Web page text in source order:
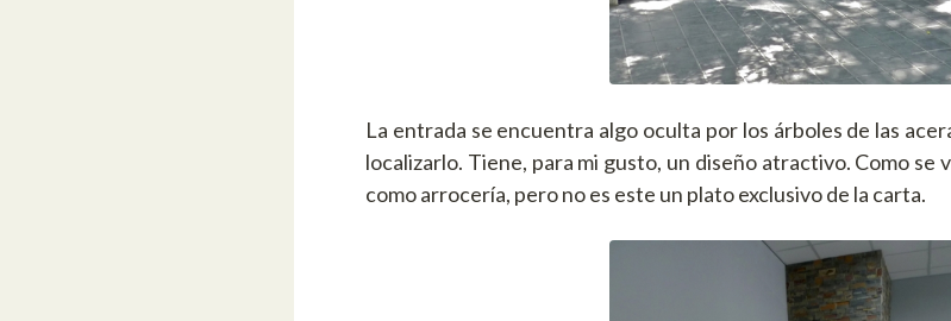
La entrada se encuentra algo oculta por los árboles de las
localizarlo. Tiene, para mi gusto, un diseño atractivo. Como se
como arrocería, pero no es este un plato exclusivo de la carta.